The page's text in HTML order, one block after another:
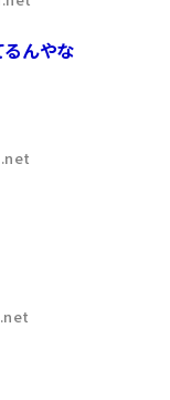
るんやな